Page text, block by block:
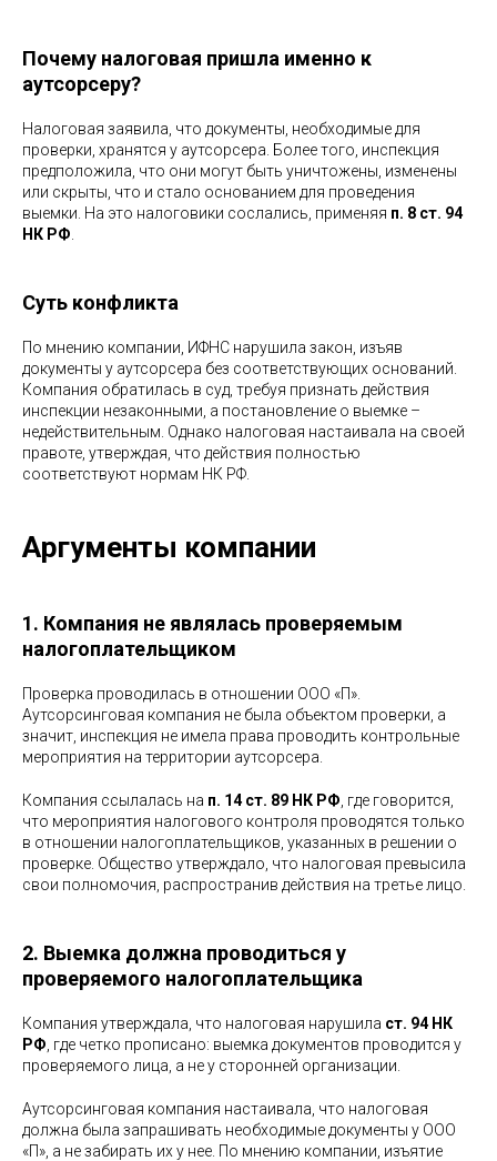
Почему налоговая пришла именно к
аутсорсеру?
Налоговая заявила, что документы, необходимые для
проверки, хранятся у аутсорсера. Более того, инспекция
предположила, что они могут быть уничтожены, изменены
или скрыты, что и стало основанием для проведения
выемки. На это налоговики сослались, применяя п. 8 ст. 94
НК РФ
Суть конфликта
По мнению компании, ИФНС нарушила закон, изъяв
документы у аутсорсера без соответствующих оснований.
Компания обратилась в суд, требуя признать действия
инспекции незаконными, а постановление о выемке –
недействительным. Однако налоговая настаивала на своей
правоте, утверждая, что действия полностью
соответствуют нормам НК РФ.
Аргументы компании
1. Компания не являлась проверяемым
налогоплательщиком
Проверка проводилась в отношении ООО «П».
Аутсорсинговая компания не была объектом проверки, а
значит, инспекция не имела права проводить контрольные
мероприятия на территории аутсорсера.
Компания ссылалась на п. 14 ст. 89 НК РФ , где говорится,
что мероприятия налогового контроля проводятся только
в отношении налогоплательщиков, указанных в решении о
проверке. Общество утверждало, что налоговая превысила
свои полномочия, распространив действия на третье лицо.
2. Выемка должна проводиться у
проверяемого налогоплательщика
Компания утверждала, что налоговая нарушила ст. 94 НК
РФ , где четко прописано: выемка документов проводится у
проверяемого лица, а не у сторонней организации.
Аутсорсинговая компания настаивала, что налоговая
должна была запрашивать необходимые документы у ООО
«П», а не забирать их у нее. По мнению компании, изъятие